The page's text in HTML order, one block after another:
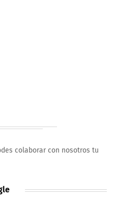
colaborar con nosotros tu